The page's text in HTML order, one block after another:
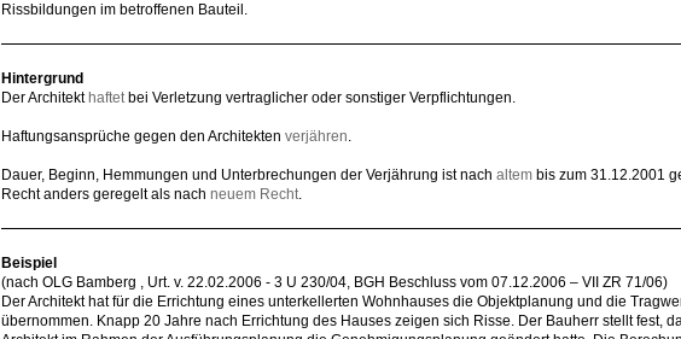
Rissbildungen im betroffenen Bauteil.
Hintergrund
Der Architekt haftetbei Verletzung vertraglicher oder sonstiger Verpflichtungen.
Haftungsansprüche gegen den Architekten verjähren.
Dauer, Beginn, Hemmungen und Unterbrechungen der Verjährung ist nach altem bis zum 31.12.2001
Recht anders geregelt als nach neuem Recht.
Beispiel
(nach OLG Bamberg , Urt. v. 22.02.2006 - 3 U 230/04, BGH Beschluss vom 07.12.2006 – VII ZR 71/06)
Der Architekt hat für die Errichtung eines unterkellerten Wohnhauses die Objektplanung und die
übernommen. Knapp 20 Jahre nach Errichtung des Hauses zeigen sich Risse. Der Bauherr stellt fest,